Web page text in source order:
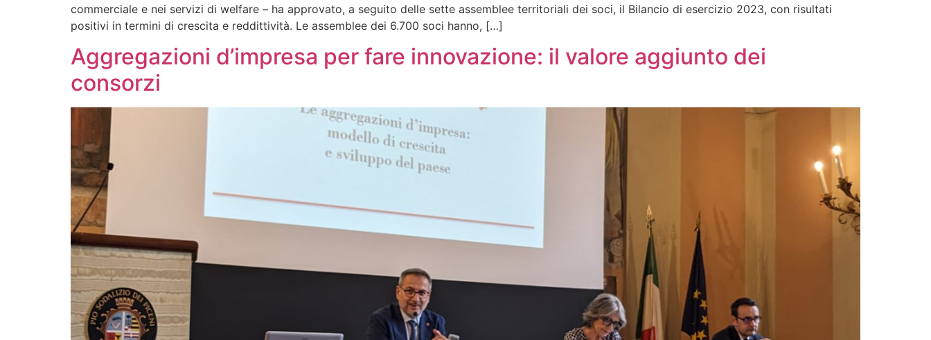
commerciale e nei servizi di welfare – ha approvato, a seguito delle sette assemblee territoriali dei soci, il Bilancio di esercizio 2023, con risultati
positivi in termini di crescita e reddittività. Le assemblee dei 6.700 soci hanno, […]
Aggregazioni d’impresa per fare innovazione: il valore aggiunto dei
consorzi